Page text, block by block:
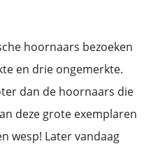
hoornaars bezoeken
en drie ongemerkte.
dan de hoornaars die
deze grote exemplaren
wesp! Later vandaag